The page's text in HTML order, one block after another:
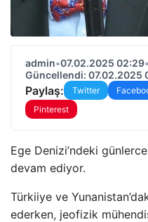
admin•07.02.2025 02:29•
Güncellendi: 07.02.2025
Paylaş: Twitter
Pinterest
Ege Denizi’ndeki
devam ediyor.
Türkiiye ve
ederken, jeofizik